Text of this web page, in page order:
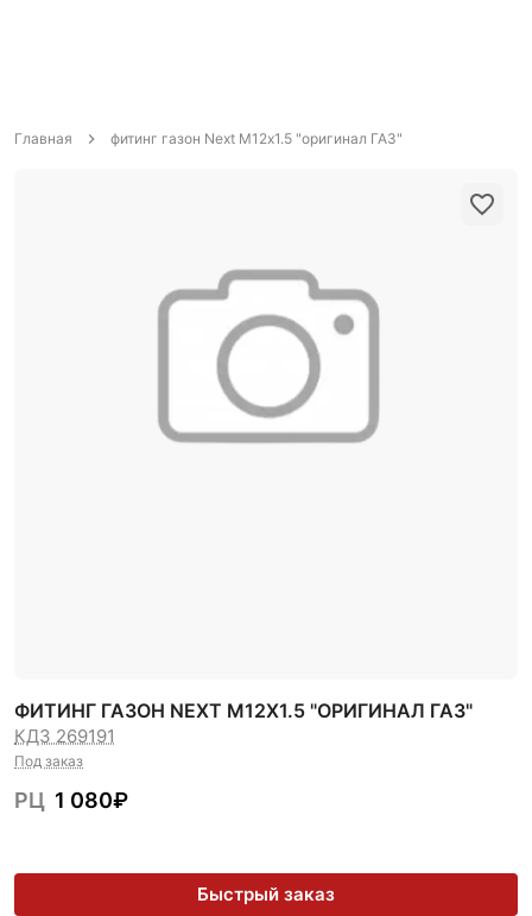
Главная фитинг газон Next М12х1.5 "оригинал ГАЗ"
ФИТИНГ ГАЗОН NEXT М12Х1.5 "ОРИГИНАЛ ГАЗ"
КДЗ 269191
Под заказ
РЦ 1 080₽
Быстрый заказ